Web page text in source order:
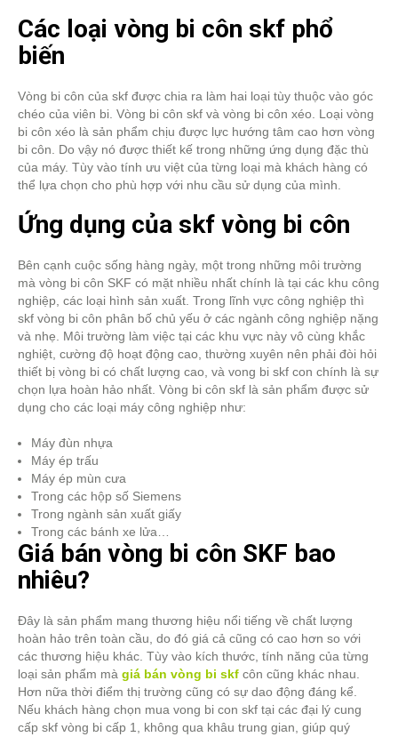
Các loại vòng bi côn skf phổ
biến
Vòng bi côn của skf được chia ra làm hai loại tùy thuộc vào góc
chéo của viên bi. Vòng bi côn skf và vòng bi côn xéo. Loại vòng
bi côn xéo là sản phẩm chịu được lực hướng tâm cao hơn vòng
bi côn. Do vậy nó được thiết kế trong những ứng dụng đặc thù
của máy. Tùy vào tính ưu việt của từng loại mà khách hàng có
thể lựa chọn cho phù hợp với nhu cầu sử dụng của mình.
Ứng dụng của skf vòng bi côn
Bên cạnh cuộc sống hàng ngày, một trong những môi trường
mà vòng bi côn SKF có mặt nhiều nhất chính là tại các khu công
nghiệp, các loại hình sản xuất. Trong lĩnh vực công nghiệp thì
skf vòng bi côn phân bố chủ yếu ở các ngành công nghiệp nặng
và nhẹ. Môi trường làm việc tại các khu vực này vô cùng khắc
nghiệt, cường độ hoạt động cao, thường xuyên nên phải đòi hỏi
thiết bị vòng bi có chất lượng cao, và vong bi skf con chính là sự
chọn lựa hoàn hảo nhất. Vòng bi côn skf là sản phẩm được sử
dụng cho các loại máy công nghiệp như:
Máy đùn nhựa
Máy ép trấu
Máy ép mùn cưa
Trong các hộp số Siemens
Trong ngành sản xuất giấy
Trong các bánh xe lửa…
Giá bán vòng bi côn SKF bao
nhiêu?
Đây là sản phẩm mang thương hiệu nổi tiếng về chất lượng
hoàn hảo trên toàn cầu, do đó giá cả cũng có cao hơn so với
các thương hiệu khác. Tùy vào kích thước, tính năng của từng
loại sản phẩm mà giá bán vòng bi skf côn cũng khác nhau.
Hơn nữa thời điểm thị trường cũng có sự dao động đáng kể.
Nếu khách hàng chọn mua vong bi con skf tại các đại lý cung
cấp skf vòng bi cấp 1, không qua khâu trung gian, giúp quý